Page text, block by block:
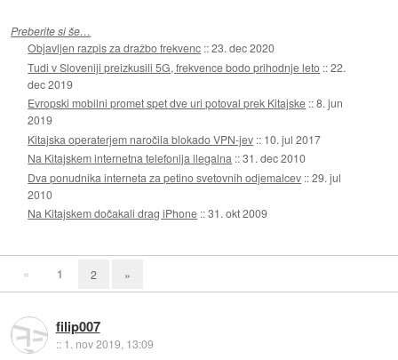
Preberite si še…
Objavljen razpis za dražbo frekvenc ::23. dec 2020
Tudi v Sloveniji preizkusili 5G, frekvence bodo prihodnje leto ::22.
dec 2019
Evropski mobilni promet spet dve uri potoval prek Kitajske ::8. jun
2019
Kitajska operaterjem naročila blokado VPN-jev :: 10. jul 2017
Na Kitajskem internetna telefonija ilegalna ::31. dec 2010
Dva ponudnika interneta za petino svetovnih odjemalcev ::29. jul
2010
Na Kitajskem dočakali drag iPhone ::31. okt 2009
« 1 2 »
filip007
:: 1. nov 2019, 13:09